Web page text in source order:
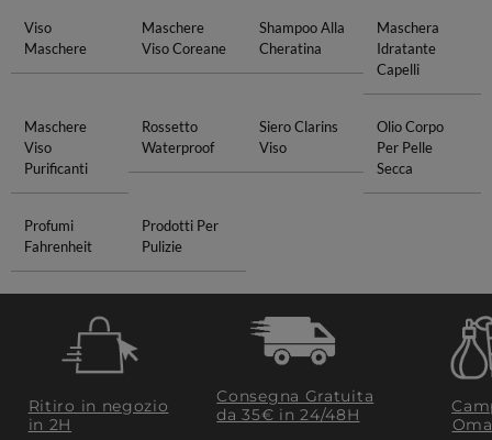
Viso
Maschere
Maschere
Viso Coreane
Shampoo Alla
Cheratina
Maschera
Idratante
Capelli
Maschere
Viso
Purificanti
Rossetto
Waterproof
Siero Clarins
Viso
Olio Corpo
Per Pelle
Secca
Profumi
Fahrenheit
Prodotti Per
Pulizie
Ritiro in negozio
in 2H
Consegna Gratuita
da 35€​ in 24/48H